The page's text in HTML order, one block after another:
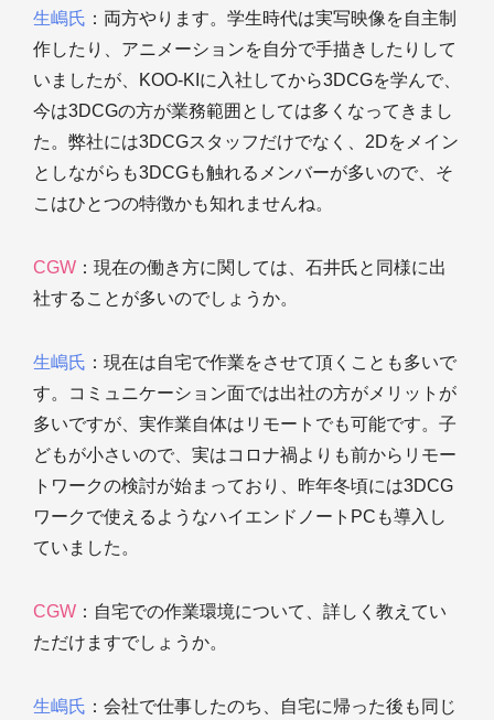
生嶋氏 ：両方やります。学生時代は実写映像を自主制
作したり、アニメーションを自分で手描きしたりして
いましたが、KOO-KIに入社してから3DCGを学んで、
今は3DCGの方が業務範囲としては多くなってきまし
た。弊社には3DCGスタッフだけでなく、2Dをメイン
としながらも3DCGも触れるメンバーが多いので、そ
こはひとつの特徴かも知れませんね。
CGW ：現在の働き方に関しては、石井氏と同様に出
社することが多いのでしょうか。
生嶋氏 ：現在は自宅で作業をさせて頂くことも多いで
す。コミュニケーション面では出社の方がメリットが
多いですが、実作業自体はリモートでも可能です。子
どもが小さいので、実はコロナ禍よりも前からリモー
トワークの検討が始まっており、昨年冬頃には3DCG
ワークで使えるようなハイエンドノートPCも導入し
ていました。
CGW ：自宅での作業環境について、詳しく教えてい
ただけますでしょうか。
生嶋氏 ：会社で仕事したのち、自宅に帰った後も同じ